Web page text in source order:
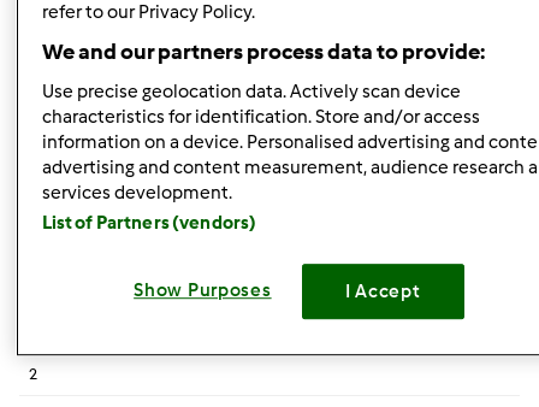
preparare?
by Anonimo»1. Aprile 2010 - 10:25
byAnonimo (non verificato)
8. Agosto 2025 - 21:58
spumone al caffè
2
refer to our Privacy Policy.
We and our partners process data to provide:
Use precise geolocation data. Actively scan device
characteristics for identification. Store and/or access
information on a device. Personalised advertising and
advertising and content measurement, audience research
services development.
List of Partners (vendors)
Show Purposes I Accept